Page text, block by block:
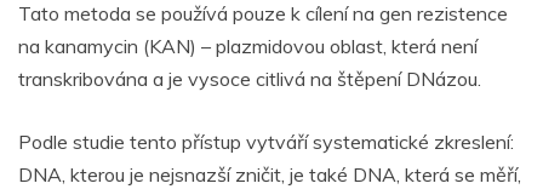
Tato metoda se používá pouze k cílení na gen rezistence
na kanamycin (KAN) – plazmidovou oblast, která není
transkribována a je vysoce citlivá na štěpení DNázou.
Podle studie tento přístup vytváří systematické zkreslení:
DNA, kterou je nejsnazší zničit, je také DNA, která se měří,